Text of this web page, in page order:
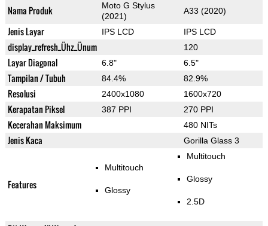
Nama Produk
Moto G Stylus
(2021)
A33 (2020)
Jenis Layar IPS LCD IPS LCD
display_refresh_Ühz_Ünum 120
Layar Diagonal 6.8" 6.5"
Tampilan / Tubuh 84.4% 82.9%
Resolusi 2400x1080 1600x720
Kerapatan Piksel 387 PPI 270 PPI
Kecerahan Maksimum 480 NITs
Jenis Kaca Gorilla Glass 3
Features
Multitouch
Glossy
Multitouch
Glossy
2.5D